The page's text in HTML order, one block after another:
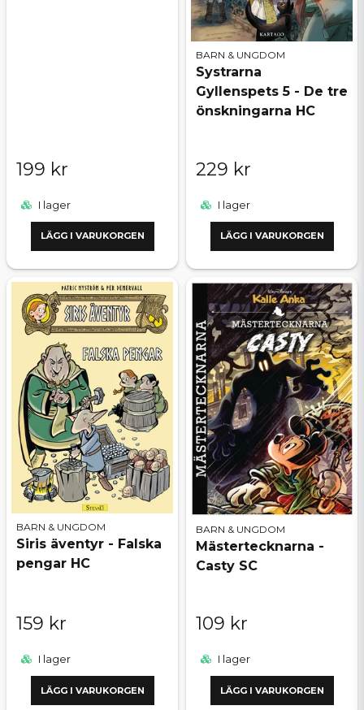
199 kr
I lager
LÄGG I VARUKORGEN
BARN & UNGDOM
Systrarna
Gyllenspets 5 - De tre
önskningarna HC
229 kr
I lager
LÄGG I VARUKORGEN
BARN & UNGDOM
Siris äventyr - Falska
pengar HC
159 kr
I lager
LÄGG I VARUKORGEN
BARN & UNGDOM
Mästertecknarna -
Casty SC
109 kr
I lager
LÄGG I VARUKORGEN